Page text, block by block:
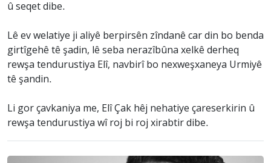
û seqet dibe.
Lê ev welatiye ji aliyê berpirsên zîndanê car din bo benda
girtîgehê tê şadin, lê seba nerazîbûna xelkê derheq
rewşa tendurustiya Elî, navbirî bo nexweşxaneya Urmiyê
tê şandin.
Li gor çavkaniya me, Elî Çak hêj nehatiye çareserkirin û
rewşa tendurustiya wî roj bi roj xirabtir dibe.